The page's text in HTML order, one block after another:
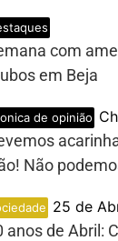
com
em Beja
de opinião
Não
25 de
anos de Abril: